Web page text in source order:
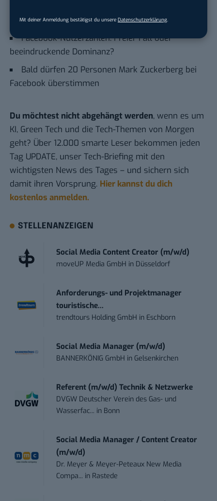
Mit deiner Anmeldung bestätigst du unsere Datenschutzerklärung.
beteiligen sich wirklich
Facebook-Nutzerzahlen: Freier Fall oder
beeindruckende Dominanz?
Bald dürfen 20 Personen Mark Zuckerberg bei
Facebook überstimmen
Du möchtest nicht abgehängt werden, wenn es um
KI, Green Tech und die Tech-Themen von Morgen
geht? Über 12.000 smarte Leser bekommen jeden
Tag UPDATE, unser Tech-Briefing mit den
wichtigsten News des Tages – und sichern sich
damit ihren Vorsprung. Hier kannst du dich
kostenlos anmelden.
STELLENANZEIGEN
Social Media Content Creator (m/w/d)
moveUP Media GmbH in Düsseldorf
Anforderungs- und Projektmanager
touristische...
trendtours Holding GmbH in Eschborn
Social Media Manager (m/w/d)
BANNERKÖNIG GmbH in Gelsenkirchen
Referent (m/w/d) Technik & Netzwerke
DVGW Deutscher Verein des Gas- und
Wasserfac... in Bonn
Social Media Manager / Content Creator
(m/w/d)
Dr. Meyer & Meyer-Peteaux New Media
Compa... in Rastede